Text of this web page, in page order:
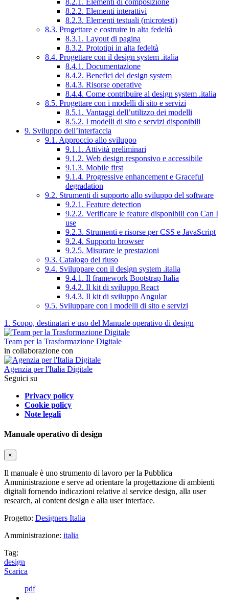
8.2.2. Elementi interattivi
8.2.3. Elementi testuali (microtesti)
8.3. Progettare e costruire in alta fedeltà
8.3.1. Layout di pagina
8.3.2. Prototipi in alta fedeltà
8.4. Progettare con il design system .italia
8.4.1. Documentazione
8.4.2. Benefici del design system
8.4.3. Risorse operative
8.4.4. Come contribuire al design system .italia
8.5. Progettare con i modelli di sito e servizi
8.5.1. Vantaggi dell’utilizzo dei modelli
8.5.2. I modelli di sito e servizi disponibili
9. Sviluppo dell’interfaccia
9.1. Approccio allo sviluppo
9.1.1. Attività preliminari
9.1.2. Web design responsivo e accessibile
9.1.3. Mobile first
9.1.4. Progressive enhancement e Graceful
degradation
9.2. Strumenti di supporto allo sviluppo del software
9.2.1. Feature detection
9.2.2. Verificare le feature disponibili con Can I
use
9.2.3. Strumenti e risorse per CSS e JavaScript
9.2.4. Supporto browser
9.2.5. Misurare le prestazioni
9.3. Catalogo del riuso
9.4. Sviluppare con il design system .italia
9.4.1. Il framework Bootstrap Italia
9.4.2. Il kit di sviluppo React
9.4.3. Il kit di sviluppo Angular
9.5. Sviluppare con i modelli di sito e servizi
1. Scopo, destinatari e uso del Manuale operativo di design
Team per la Trasformazione Digitale
in collaborazione con
Agenzia per l'Italia Digitale
Seguici su
Privacy policy
Cookie policy
Note legali
Manuale operativo di design
×
Il manuale è uno strumento di lavoro per la Pubblica
Amministrazione e serve ad orientare la progettazione di ambienti
digitali fornendo indicazioni relative al service design, alla user
research, al content design e alla user interface.
Progetto: Designers Italia
Amministrazione: italia
Tag:
design
Scarica
pdf